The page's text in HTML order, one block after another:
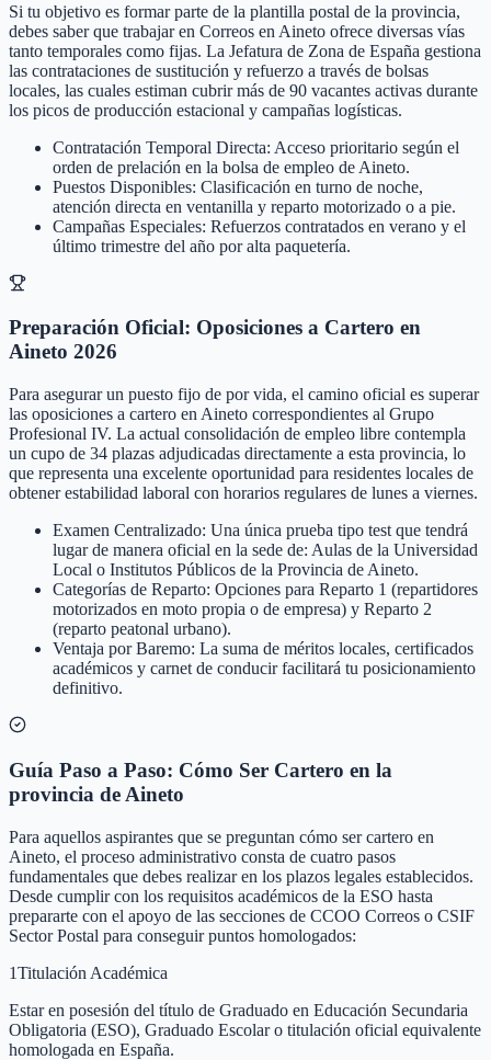
Si tu objetivo es formar parte de la plantilla postal de la provincia,
debes saber que trabajar en Correos en Aineto ofrece diversas vías
tanto temporales como fijas. La Jefatura de Zona de España gestiona
las contrataciones de sustitución y refuerzo a través de bolsas
locales, las cuales estiman cubrir más de 90 vacantes activas durante
los picos de producción estacional y campañas logísticas.
Contratación Temporal Directa: Acceso prioritario según el
orden de prelación en la bolsa de empleo de Aineto.
Puestos Disponibles: Clasificación en turno de noche,
atención directa en ventanilla y reparto motorizado o a pie.
Campañas Especiales: Refuerzos contratados en verano y el
último trimestre del año por alta paquetería.
Preparación Oficial: Oposiciones a Cartero en
Aineto 2026
Para asegurar un puesto fijo de por vida, el camino oficial es superar
las oposiciones a cartero en Aineto correspondientes al Grupo
Profesional IV. La actual consolidación de empleo libre contempla
un cupo de 34 plazas adjudicadas directamente a esta provincia, lo
que representa una excelente oportunidad para residentes locales de
obtener estabilidad laboral con horarios regulares de lunes a viernes.
Examen Centralizado: Una única prueba tipo test que tendrá
lugar de manera oficial en la sede de: Aulas de la Universidad
Local o Institutos Públicos de la Provincia de Aineto.
Categorías de Reparto: Opciones para Reparto 1 (repartidores
motorizados en moto propia o de empresa) y Reparto 2
(reparto peatonal urbano).
Ventaja por Baremo: La suma de méritos locales, certificados
académicos y carnet de conducir facilitará tu posicionamiento
definitivo.
Guía Paso a Paso: Cómo Ser Cartero en la
provincia de Aineto
Para aquellos aspirantes que se preguntan cómo ser cartero en
Aineto, el proceso administrativo consta de cuatro pasos
fundamentales que debes realizar en los plazos legales establecidos.
Desde cumplir con los requisitos académicos de la ESO hasta
prepararte con el apoyo de las secciones de CCOO Correos o CSIF
Sector Postal para conseguir puntos homologados:
1Titulación Académica
Estar en posesión del título de Graduado en Educación Secundaria
Obligatoria (ESO), Graduado Escolar o titulación oficial equivalente
homologada en España.